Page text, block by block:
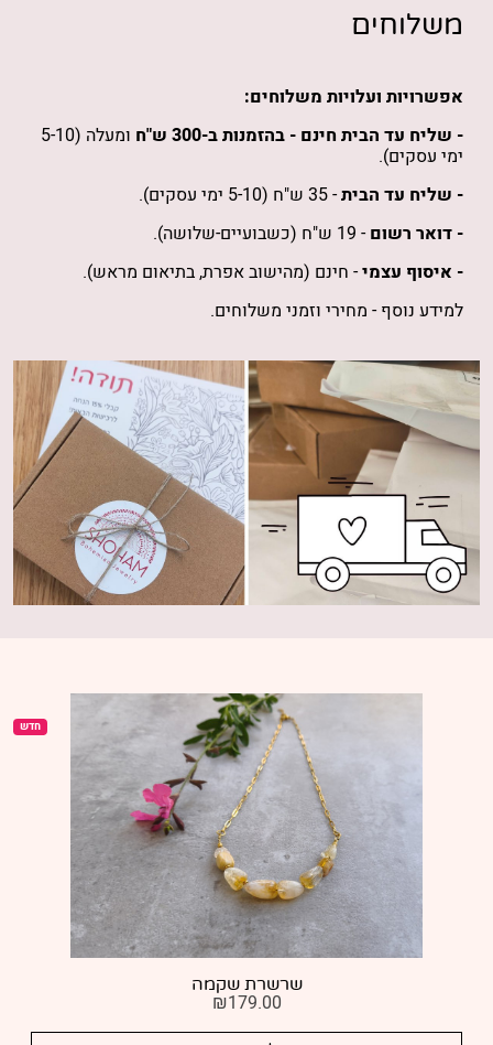
משלוחים
אפשרויות ועלויות משלוחים:
- שליח עד הבית חינם - בהזמנותב-300 ש"ח ומעלה (5-10
ימי עסקים).
- שליח עד הבית- 35 ש"ח (5-10 ימי עסקים).
- דואר רשום- 19 ש"ח (כשבועיים-שלושה).
- איסוף עצמי- חינם (מהישוב אפרת, בתיאום מראש).
למידע נוסף - מחירי וזמני משלוחים.
חדש